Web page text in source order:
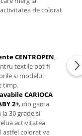
de colorat
CENTROPEN,
textile pot fi
si modelul
timp.
CARIOCA
2+, din gama
30 grade si
activitatea
astfel colorat va